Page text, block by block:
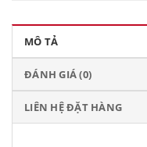
MÔ TẢ
ĐÁNH GIÁ (0)
LIÊN HỆ ĐẶT HÀNG